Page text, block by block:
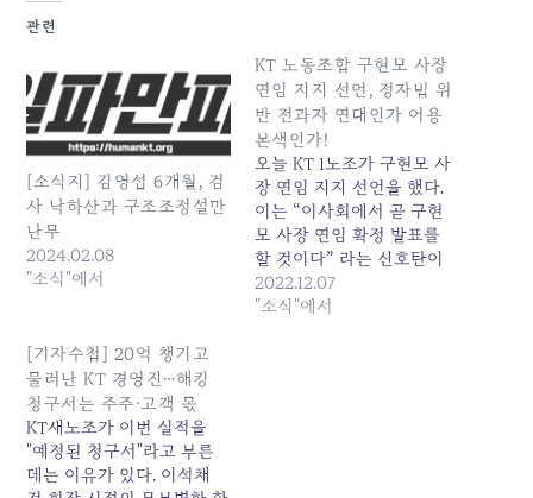
관련
[소식지] 김영섭 6개월, 검
사 낙하산과 구조조정설만
난무
2024.02.08
"소식"에서
KT 노동조합 구현모 사장
연임 지지 선언, 정자법 위
반 전과자 연대인가 어용
본색인가!
오늘 KT 1노조가 구현모 사
장 연임 지지 선언을 했다.
이는 “이사회에서 곧 구현
모 사장 연임 확정 발표를
할 것이다” 라는 신호탄이
다. 과거 사례를 볼때 연임
확정 시기가 임박하고 CEO
2022.12.07
"소식"에서
[기자수첩] 20억 챙기고
물러난 KT 경영진…해킹
청구서는 주주·고객 몫
KT새노조가 이번 실적을
"예정된 청구서"라고 부른
데는 이유가 있다. 이석채